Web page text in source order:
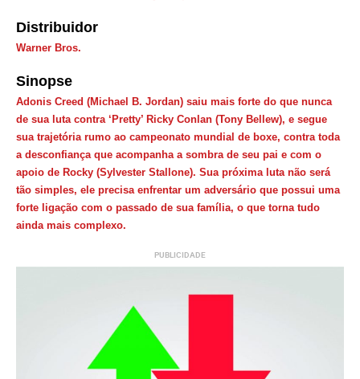
Distribuidor
Warner Bros.
Sinopse
Adonis Creed (Michael B. Jordan) saiu mais forte do que nunca
de sua luta contra ‘Pretty’ Ricky Conlan (Tony Bellew), e segue
sua trajetória rumo ao campeonato mundial de boxe, contra toda
a desconfiança que acompanha a sombra de seu pai e com o
apoio de Rocky (Sylvester Stallone). Sua próxima luta não será
tão simples, ele precisa enfrentar um adversário que possui uma
forte ligação com o passado de sua família, o que torna tudo
ainda mais complexo.
PUBLICIDADE